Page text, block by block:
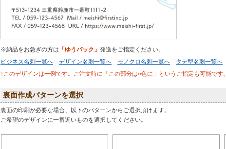
※納品をお急ぎの方は 「ゆうパック」 発送をご指定ください。
ビジネス名刺一覧へ
デザイン名刺一覧へ モノクロ名刺一覧へ タテ型名刺一覧へ
↑このデザインは一例です。ご注文時に「この部分は○色に」というご指定も可能です。
裏面作成パターンを選択
裏面の印刷が必要な場合、以下のパターンからご選択頂けます。
ご希望のデザインに一番近いものを選択してください。